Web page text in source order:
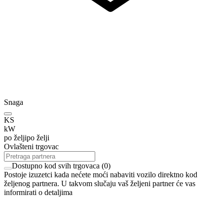
Snaga
KS
kW
po željipo želji
Ovlašteni trgovac
Dostupno kod svih trgovaca (0)
Postoje izuzetci kada nećete moći nabaviti vozilo direktno kod
željenog partnera. U takvom slučaju vaš željeni partner će vas
informirati o detaljima